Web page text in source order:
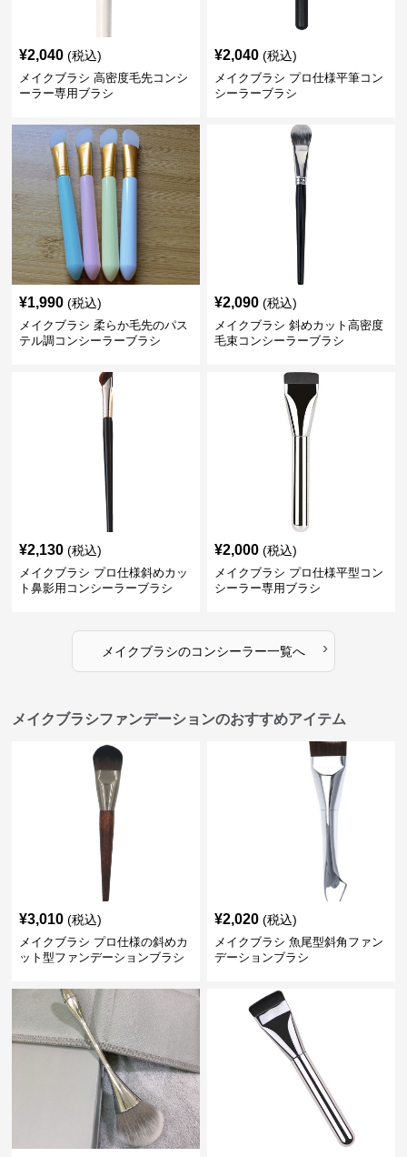
¥2,040 (税込)
メイクブラシ 高密度毛先コンシ
ーラー専用ブラシ
¥2,040 (税込)
メイクブラシ プロ仕様平筆コン
シーラーブラシ
¥1,990 (税込)
メイクブラシ 柔らか毛先のパス
テル調コンシーラーブラシ
¥2,090 (税込)
メイクブラシ 斜めカット高密度
毛束コンシーラーブラシ
¥2,130 (税込)
メイクブラシ プロ仕様斜めカッ
ト鼻影用コンシーラーブラシ
¥2,000 (税込)
メイクブラシ プロ仕様平型コン
シーラー専用ブラシ
メイクブラシのコンシーラー一覧へ ›
メイクブラシファンデーションのおすすめアイテム
¥3,010 (税込)
メイクブラシ プロ仕様の斜めカ
ット型ファンデーションブラシ
¥2,020 (税込)
メイクブラシ 魚尾型斜角ファン
デーションブラシ